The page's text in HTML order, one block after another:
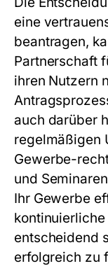
eine
beantragen,
Partnerschaft
ihren Nutzern
auch darüber
regelmäßigen
Gewerbe-
und
Ihr Gewerbe
entscheidend
erfolgreich zu